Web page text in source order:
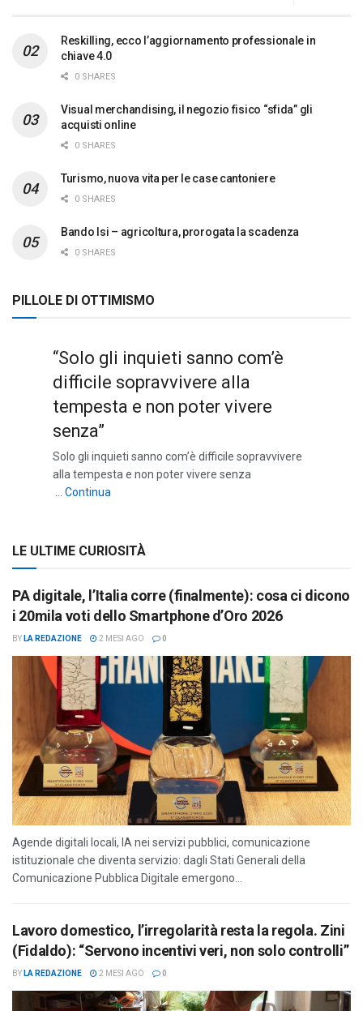
Reskilling, ecco l’aggiornamento professionale in
chiave 4.0
0 SHARES
Visual merchandising, il negozio fisico “sfida” gli
acquisti online
0 SHARES
Turismo, nuova vita per le case cantoniere
0 SHARES
Bando Isi – agricoltura, prorogata la scadenza
0 SHARES
PILLOLE DI OTTIMISMO
“Solo gli inquieti sanno com’è
difficile sopravvivere alla
tempesta e non poter vivere
senza”
Solo gli inquieti sanno com’è difficile sopravvivere
alla tempesta e non poter vivere senza
… Continua
LE ULTIME CURIOSITÀ
PA digitale, l’Italia corre (finalmente): cosa ci dicono
i 20mila voti dello Smartphone d’Oro 2026
BY LA REDAZIONE 2 MESI AGO 0
Agende digitali locali, IA nei servizi pubblici, comunicazione
istituzionale che diventa servizio: dagli Stati Generali della
Comunicazione Pubblica Digitale emergono...
Lavoro domestico, l’irregolarità resta la regola. Zini
(Fidaldo): “Servono incentivi veri, non solo controlli”
BY LA REDAZIONE 2 MESI AGO 0